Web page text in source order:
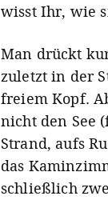
wisst Ihr, wie
Man drückt
zuletzt in der
freiem Kopf.
nicht den See
Strand, aufs
das
schließlich